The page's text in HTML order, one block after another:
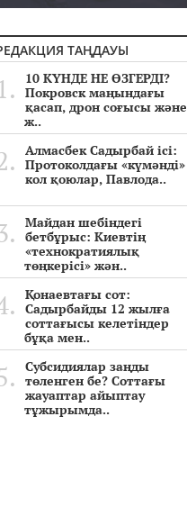
ТАҢДАУЫ
10 КҮНДЕ НЕ ӨЗГЕРДІ?
Покровск маңындағы
қасап, дрон соғысы және
ж..
Алмасбек Садырбай ісі:
Протоколдағы «күмәнді»
кол қоюлар, Павлода..
Майдан шебіндегі
бетбұрыс: Киевтің
«технократиялық
төңкерісі» жән..
Қонаевтағы сот:
Садырбайды 12 жылға
соттағысы келетіндер
бұқа мен..
Субсидиялар заңды
төленген бе? Соттағы
жауаптар айыптау
тұжырымда..